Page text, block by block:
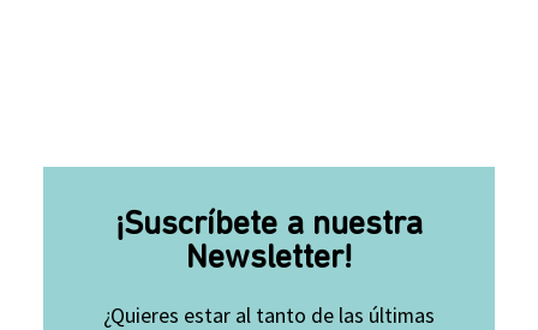
¡Suscríbete a nuestra
Newsletter!
¿Quieres estar al tanto de las últimas